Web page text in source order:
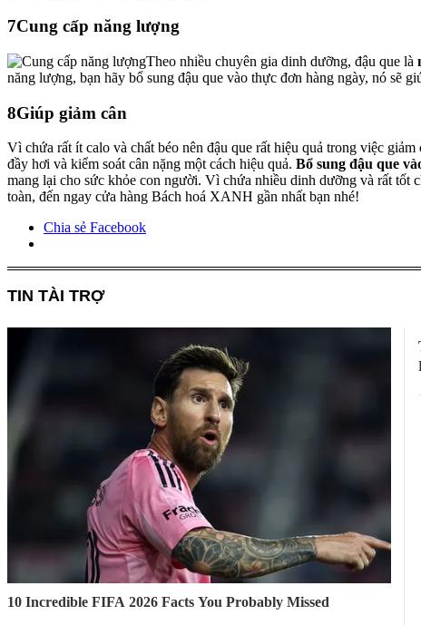
7Cung cấp năng lượng
Theo nhiều chuyên gia dinh dưỡng, đậu que là
năng lượng, bạn hãy bổ sung đậu que vào thực đơn hàng ngày, nó sẽ
8Giúp giảm cân
Vì chứa rất ít calo và chất béo nên đậu que rất hiệu quả trong việc
đầy hơi và kiểm soát cân nặng một cách hiệu quả. Bổ sung đậu que
mang lại cho sức khỏe con người. Vì chứa nhiều dinh dưỡng và rất tốt
toàn, đến ngay cửa hàng Bách hoá XANH gần nhất bạn nhé!
Chia sẻ Facebook